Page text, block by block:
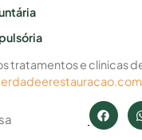
tratamentos e clinicas